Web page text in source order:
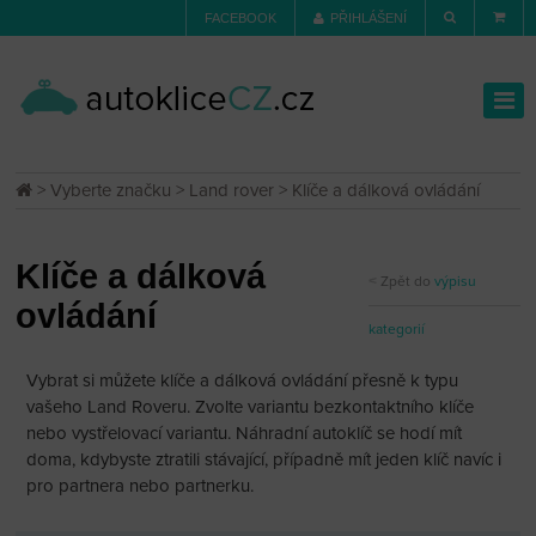
FACEBOOK PŘIHLÁŠENÍ
>Vyberte značku > Land rover > Klíče a dálková ovládání
Zpět dovýpisu
kategorií
Klíče a dálková
ovládání
Vybrat si můžete klíče a dálková ovládání přesně k typu
vašeho Land Roveru. Zvolte variantu bezkontaktního klíče
nebo vystřelovací variantu. Náhradní autoklíč se hodí mít
doma, kdybyste ztratili stávající, případně mít jeden klíč navíc i
pro partnera nebo partnerku.